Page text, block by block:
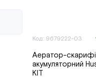
Код: 9679222-03
Аератор-
акумуляторний
KIT